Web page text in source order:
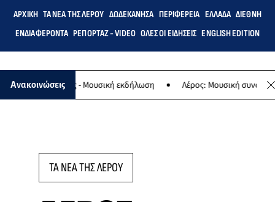
ΑΡΧΙΚΉ ΤΑ ΝΈΑ ΤΗΣ ΛΈΡΟΥ ΔΩΔΕΚΆΝΗΣΑ ΠΕΡΙΦΈΡΕΙΑ ΕΛΛΆΔΑ ΔΙΕΘΝΉ
ΕΝΔΙΑΦΈΡΟΝΤΑ ΡΕΠΟΡΤΆΖ - VIDEO ΌΛΕΣ ΟΙ ΕΙΔΉΣΕΙΣ ENGLISH EDITION
Ανακοινώσεις
της Παναγίας - Μουσική εκδήλωση Λέρος: Μουσική συναυλία
ΤΑ ΝΕΑ ΤΗΣ ΛΕΡΟΥ